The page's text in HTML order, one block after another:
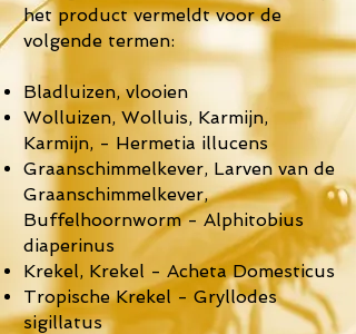
het product vermeldt voor de
volgende termen:
Bladluizen, vlooien
Wolluizen, Wolluis, Karmijn,
Karmijn, - Hermetia illucens
Graanschimmelkever, Larven van de
Graanschimmelkever,
Buffelhoornworm - Alphitobius
diaperinus
Krekel, Krekel - Acheta Domesticus
Tropische Krekel - Gryllodes
sigillatus